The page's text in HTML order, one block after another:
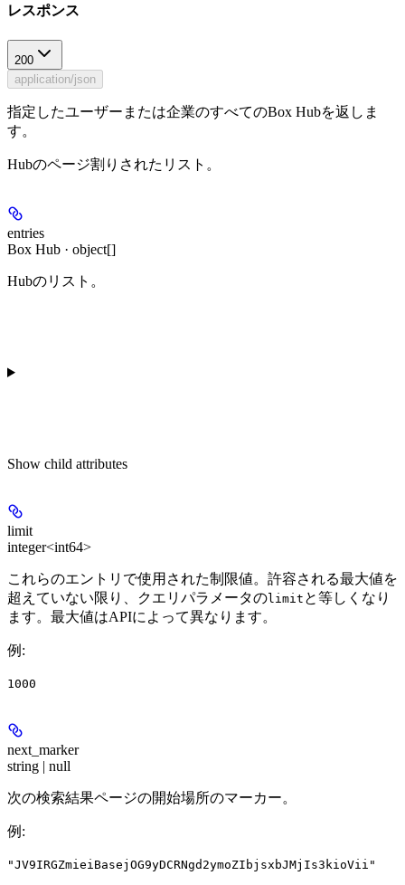
レスポンス
200
application/json
指定したユーザーまたは企業のすべてのBox Hubを返しま
す。
Hubのページ割りされたリスト。
entries
Box Hub · object[]
Hubのリスト。
Show child attributes
limit
integer<int64>
これらのエントリで使用された制限値。許容される最大値を
超えていない限り、クエリパラメータのlimit と等しくなり
ます。最大値はAPIによって異なります。
例 :
1000
next_marker
string | null
次の検索結果ページの開始場所のマーカー。
例 :
"JV9IRGZmieiBasejOG9yDCRNgd2ymoZIbjsxbJMjIs3kioVii"